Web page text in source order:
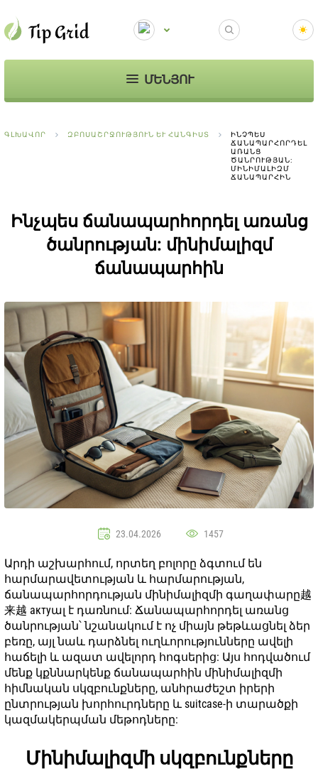
ՄԵՆՅՈՒ
ԳԼԽԱՎՈՐ ԶԲՈՍԱՇՐՋՈՒԹՅՈՒՆ ԵՒ ՀԱՆԳԻՍՏ
ԻՆՉՊԵՍ
ՃԱՆԱՊԱՐՀՈՐԴԵԼ
ԱՌԱՆՑ
ԾԱՆՐՈՒԹՅԱՆ:
ՄԻՆԻՄԱԼԻԶՄ
ՃԱՆԱՊԱՐՀԻՆ
Ինչպես ճանապարհորդել առանց
ծանրության: մինիմալիզմ
ճանապարհին
23.04.2026 1457
Արդի աշխարհում, որտեղ բոլորը ձգտում են
հարմարավետության և հարմարության,
ճանապարհորդության մինիմալիզմի գաղափարը越
来越 актуալ է դառնում: Ճանապարհորդել առանց
ծանրության՝ նշանակում է ոչ միայն թեթևացնել ձեր
բեռը, այլ նաև դարձնել ուղևորությունները ավելի
հաճելի և ազատ ավելորդ հոգսերից: Այս հոդվածում
մենք կքննարկենք ճանապարհին մինիմալիզմի
հիմնական սկզբունքները, անհրաժեշտ իրերի
ընտրության խորհուրդները և suitcase-ի տարածքի
կազմակերպման մեթոդները:
Մինիմալիզմի սկզբունքները